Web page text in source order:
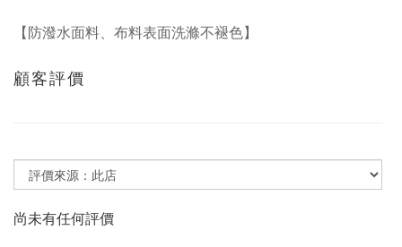
【防潑水面料、布料表面洗滌不褪色】
顧客評價
尚未有任何評價